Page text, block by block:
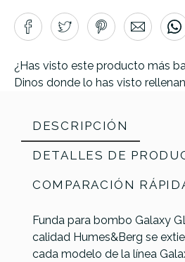
¿Has visto este producto más
Dinos donde lo has visto
DESCRIPCIÓN
DETALLES DE
COMPARACIÓN
Funda para bombo Galaxy
calidad Humes&Berg se
cada modelo de la línea
Marca GALAXY
Referencia